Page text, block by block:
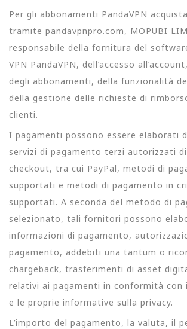
Per gli abbonamenti PandaVPN
tramite pandavpnpro.com, MOPUBI
responsabile della fornitura del
VPN PandaVPN, dell’accesso
degli abbonamenti, della funzionalità
della gestione delle richieste di
clienti.
I pagamenti possono essere elaborati
servizi di pagamento terzi autorizzati
checkout, tra cui PayPal, metodi di
supportati e metodi di pagamento in
supportati. A seconda del metodo di
selezionato, tali fornitori possono
informazioni di pagamento,
pagamento, addebiti una tantum o
chargeback, trasferimenti di asset
relativi ai pagamenti in conformità con
e le proprie informative sulla privacy.
L’importo del pagamento, la valuta, il